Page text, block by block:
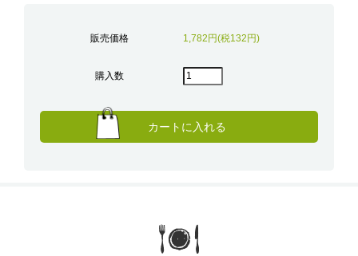
販売価格 1,782円(税132円)
購入数